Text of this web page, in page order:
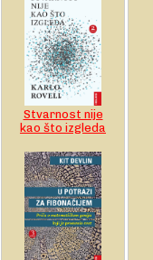
Stvarnost nije
kao što izgleda